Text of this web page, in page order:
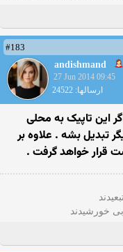
#183
andishmand
27 Jun 2014 09:45
ارسالها: 24522
این تاپیک به محلی
تبدیل بشه . علاوه بر
قرار خواهد گرفت .
خورشیدند